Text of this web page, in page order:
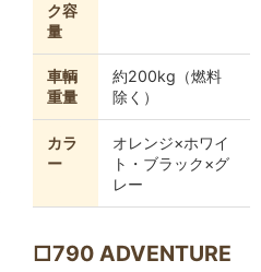
ク容
量
車輌
重量
約200kg（燃料
除く）
カラ
ー
オレンジ×ホワイ
ト・ブラック×グ
レー
□790 ADVENTURE